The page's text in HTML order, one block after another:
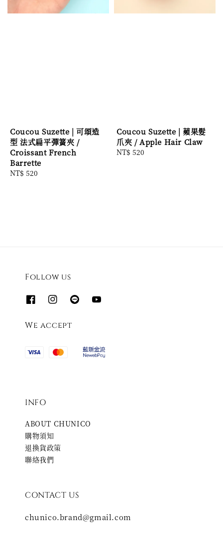
Coucou Suzette | 可頌造
型 法式扁平彈簧夾 /
Croissant French
Barrette
Regular
NT$ 520
Coucou Suzette | 蘋果髮
爪夾 / Apple Hair Claw
Regular
NT$ 520
Follow us
We accept
INFO
ABOUT CHUNICO
購物須知
退換貨政策
聯絡我們
CONTACT US
chunico.brand@gmail.com